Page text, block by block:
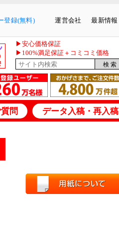
登録(無料) 運営会社 最新情報
▶安心価格保証
▶100%満足保証＋コミコミ価格
問 データ入稿・再入稿